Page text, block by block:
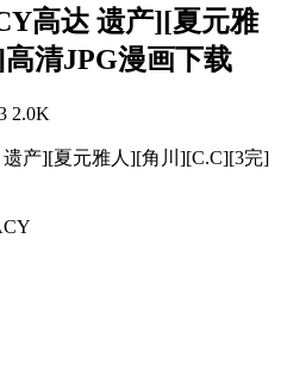
高达 遗产][夏元雅
清JPG漫画下载
2.0K